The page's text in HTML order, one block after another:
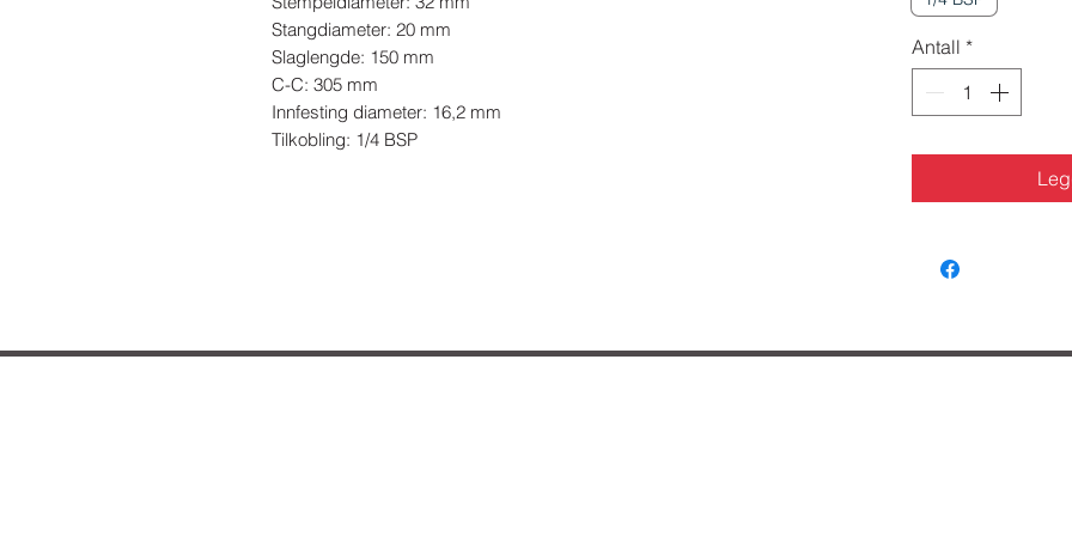
Stangdiameter: 20 mm
Slaglengde: 150 mm
C-C: 305 mm
Innfesting diameter: 16,2 mm
Tilkobling: 1/4 BSP
Antall *